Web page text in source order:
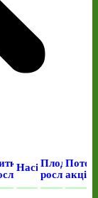
НасінняПлодові
рослини
акція